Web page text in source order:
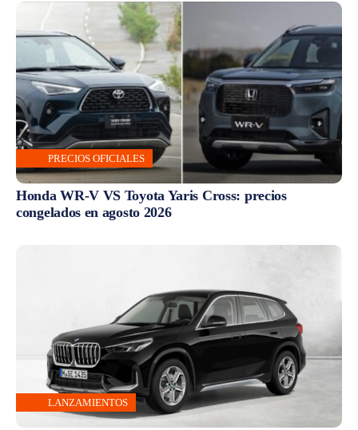
PRECIOS OFICIALES
Honda WR-V VS Toyota Yaris Cross: precios
congelados en agosto 2026
LANZAMIENTOS